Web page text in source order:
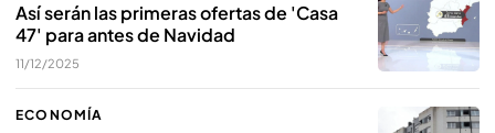
Así serán las primeras ofertas de 'Casa
47' para antes de Navidad
11/12/2025
ECONOMÍA